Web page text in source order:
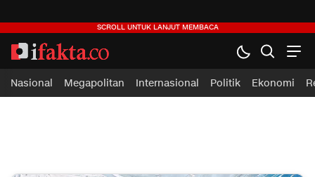
ifakta.co
#pastibenar
Nasional Megapolitan Internasional Politik Ekonomi